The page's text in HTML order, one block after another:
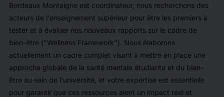
Bordeaux Montaigne est coordinateur, nous recherchons des
acteurs de l'enseignement supérieur pour être les premiers à
tester et à évaluer nos nouveaux rapports sur le cadre de
bien-être ("Wellness Framework"). Nous élaborons
actuellement un cadre complet visant à mettre en place une
approche globale de la santé mentale étudiante et du bien-
être au sein de l'université, et votre expertise est essentielle
pour garantir que ces ressources aient un impact réel et